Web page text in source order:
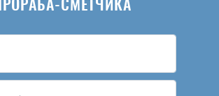
ПРОРАБА-СМЕТЧИКА